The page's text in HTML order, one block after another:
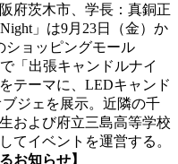
府茨木市、学長：真銅正
」は9月23日（金）か
ショッピングモール
「出張キャンドルナイ
テーマに、LEDキャンド
ジェを展示。近隣の千
および府立三島高等学校
てイベントを運営する。
お知らせ】